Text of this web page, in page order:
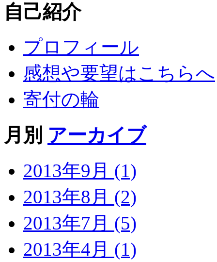
自己紹介
プロフィール
感想や要望はこちらへ
寄付の輪
月別 アーカイブ
2013年9月 (1)
2013年8月 (2)
2013年7月 (5)
2013年4月 (1)